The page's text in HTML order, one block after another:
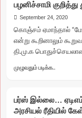
மு.க.
ஸ்டாலின்
திமுக
நோட்டீஸ்
தடை
விதித்தது
பழனிச்சாமி
September 24, 2020
கொஞ்சம் ஏமாந்தால்
என்று கூறினாலும்
தி.மு.க
முழுவதும் படிக்க..
ஏமாந்தால்
“மேட்டூர்
பர்ஸ் இல்லை… ஏடிஎம்
அரசியல் ரீதியில்